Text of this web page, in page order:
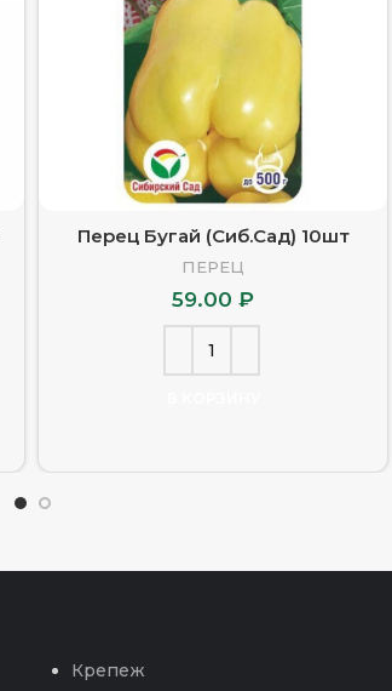
Перец Бугай (Сиб.Сад) 10шт
ПЕРЕЦ
59.00₽
Крепеж